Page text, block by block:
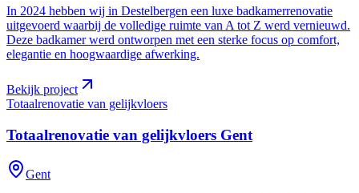
In 2024 hebben wij in Destelbergen een luxe badkamerrenovatie
uitgevoerd waarbij de volledige ruimte van A tot Z werd vernieuwd.
Deze badkamer werd ontworpen met een sterke focus op comfort,
elegantie en hoogwaardige afwerking.
Bekijk project
Totaalrenovatie van gelijkvloers
Totaalrenovatie van gelijkvloers Gent
Gent